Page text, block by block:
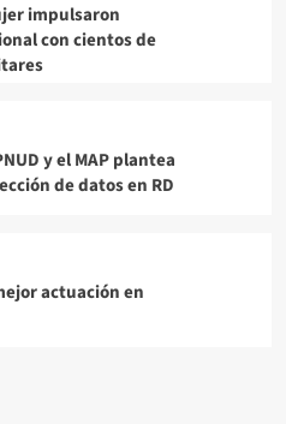
impulsaron
con cientos de
y el MAP plantea
de datos en RD
actuación en